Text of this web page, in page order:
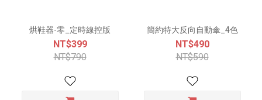
烘鞋器-零_定時線控版
NT$399
NT$790
簡約特大反向自動傘_4色
NT$490
NT$590